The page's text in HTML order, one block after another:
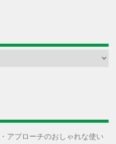
アプローチのおしゃれな使い